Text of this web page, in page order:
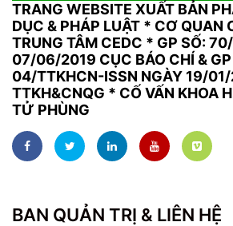
TRANG WEBSITE XUẤT BẢN
DỤC & PHÁP LUẬT * CƠ QUAN
TRUNG TÂM CEDC * GP SỐ:
07/06/2019 CỤC BÁO CHÍ & GP
04/TTKHCN-ISSN NGÀY 19/
TTKH&CNQG * CỐ VẤN KHOA
TỬ PHÙNG
BAN QUẢN TRỊ & LIÊN HỆ